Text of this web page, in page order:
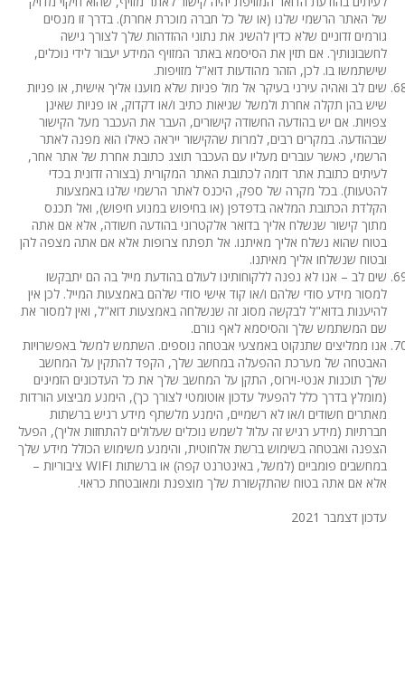
של האתר הרשמי שלנו (או של כל חברה מוכרת אחרת). בדרך זו מנסים
גורמים זדוניים שלא כדין להשיג את נתוני ההזדהות שלך לצורך גישה
לחשבונותיך. אם תזין את הסיסמא באתר המזויף המידע יעבור לידי נוכלים,
שישתמשו בו. לכן, הזהר מהודעות דוא"ל מזויפות.
שים לב ואהיה עירני בעיקר אל מול פניות שלא מוענו אליך אישית, או פניות
שיש בהן תקלה אחרת ולמשל שגיאות כתיב ו/או דקדוק, או פניות שאינן
צפויות. אם יש בהודעה החשודה קישורים, העבר את העכבר מעל הקישור
שבהודעה. במקרים רבים, למרות שהקישור ייראה כאילו הוא מפנה לאתר
הרשמי, כאשר עוברים מעליו עם העכבר תוצג כתובת אחרת של אתר אחר,
לעיתים כתובת אתר דומה לכתובת האתר המקורית (בצורה זדונית בכדי
להטעות). בכל מקרה של ספק, היכנס לאתר הרשמי שלנו באמצעות
הקלדת הכתובת המלאה בדפדפן (או בחיפוש במנוע חיפוש), ואל תכנס
מתוך קישור שנשלח אליך בדואר אלקטרוני בהודעה חשודה, אלא אם אתה
בטוח שהוא נשלח אליך מאיתנו. אל תפתח צרופות אלא אם אתה מצפה להן
ובטוח שנשלחו אליך מאיתנו.
שים לב – אנו לא נפנה ללקוחותינו לעולם בהודעת מייל בה הם יתבקשו
למסור מידע סודי שלהם ו/או קוד אישי סודי שלהם באמצעות המייל. לכן אין
להיענות בדוא"ל לבקשה מסוג זה שנשלחה באמצעות דוא"ל, ואין למסור את
שם המשתמש שלך והסיסמא לאף גורם.
אנו ממליצים שתנקוט באמצעי אבטחה נוספים. השתמש למשל באפשרויות
האבטחה של מערכת ההפעלה במחשב שלך, הקפד להתקין על המחשב
שלך תוכנות אנטי-וירוס, התקן על המחשב שלך את כל העדכונים הזמינים
(מומלץ בדרך כלל להפעיל עדכון אוטומטי לצורך כך), הימנע מביצוע הורדות
מאתרים חשודים ו/או לא רשמיים, הימנע מלשתף מידע רגיש ברשתות
חברתיות (מידע רגיש זה עלול לשמש נוכלים שעלולים להתחזות אליך), הפעל
הצפנה ואבטחה בשימוש ברשת אלחוטית, והימנע משימוש הכולל מידע שלך
במחשבים פומביים (למשל, באינטרנט קפה) או ברשתות WIFI ציבוריות –
אלא אם אתה בטוח שהתקשורת שלך מוצפנת ומאובטחת כראוי.
עדכון דצמבר 2021